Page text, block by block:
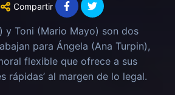
Compartir
y Toni (Mario Mayo) son dos
para Ángela (Ana Turpin),
flexible que ofrece a sus
rápidas’ al margen de lo legal.